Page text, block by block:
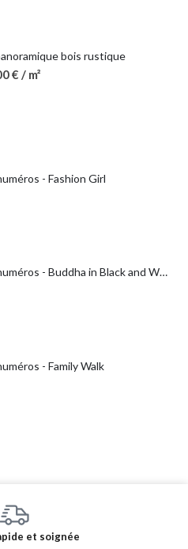
bois rustique
€ / m²
- Fashion Girl
Peinture par numéros - Buddha in Black and White
- Family Walk
et soignée